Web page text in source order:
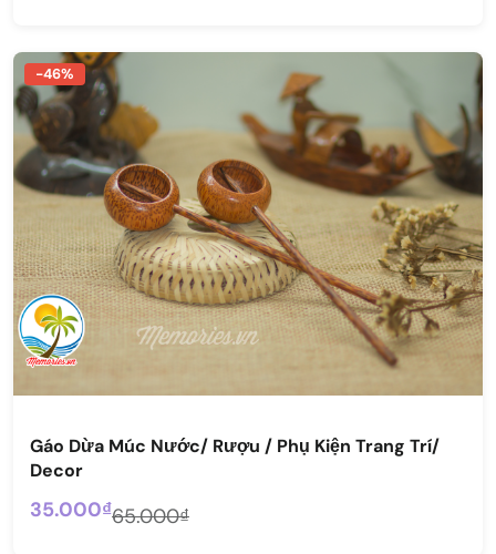
-46%
Gáo Dừa Múc Nước/ Rượu / Phụ Kiện Trang Trí/
Decor
35.000₫65.000₫